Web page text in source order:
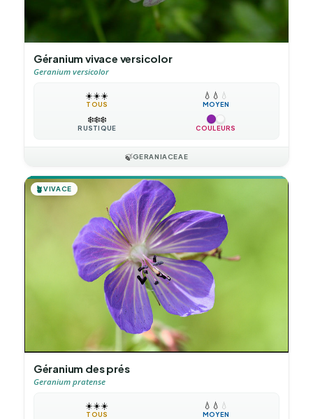
Géranium vivace versicolor
Geranium versicolor
☀️☀️☀️
TOUS
💧 💧 💧
MOYEN
❄️❄️❄️
RUSTIQUE COULEURS
🍃GERANIACEAE
🪴VIVACE
Géranium des prés
Geranium pratense
☀️☀️☀️
TOUS
💧 💧 💧
MOYEN